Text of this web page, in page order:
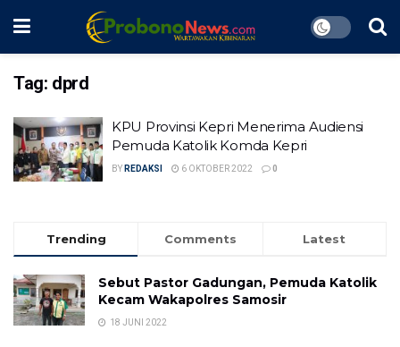
Tag: dprd
KPU Provinsi Kepri Menerima Audiensi
Pemuda Katolik Komda Kepri
BY REDAKSI 6 OKTOBER 2022 0
Trending Comments Latest
Sebut Pastor Gadungan, Pemuda Katolik
Kecam Wakapolres Samosir
18 JUNI 2022